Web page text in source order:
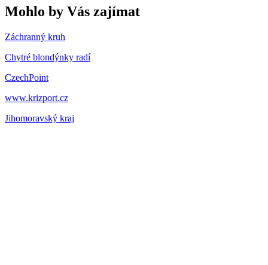
Mohlo by Vás zajímat
Záchranný kruh
Chytré blondýnky radí
CzechPoint
www.krizport.cz
Jihomoravský kraj